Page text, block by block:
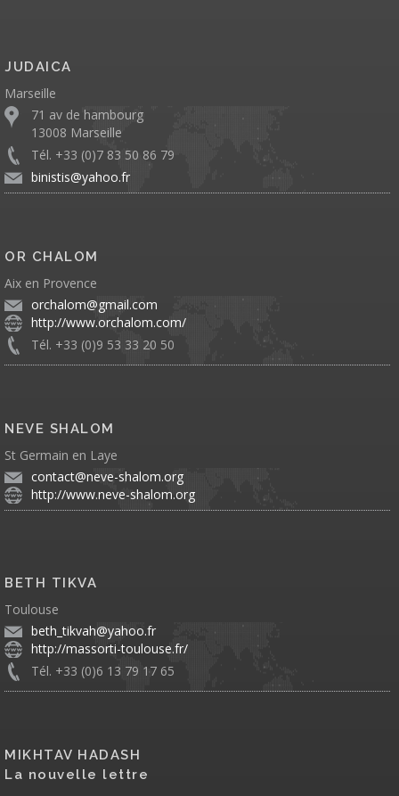
JUDAICA
Marseille
71 av de hambourg
13008 Marseille
Tél. +33 (0)7 83 50 86 79
binistis@yahoo.fr
OR CHALOM
Aix en Provence
orchalom@gmail.com
http://www.orchalom.com/
Tél. +33 (0)9 53 33 20 50
NEVE SHALOM
St Germain en Laye
contact@neve-shalom.org
http://www.neve-shalom.org
BETH TIKVA
Toulouse
beth_tikvah@yahoo.fr
http://massorti-toulouse.fr/
Tél. +33 (0)6 13 79 17 65
MIKHTAV HADASH
La nouvelle lettre